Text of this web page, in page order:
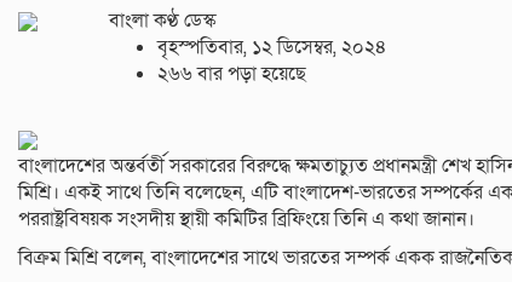
বাংলা কণ্ঠ ডেস্ক
বৃহস্পতিবার, ১২ ডিসেম্বর, ২০২৪
২৬৬ বার পড়া হয়েছে
বাংলাদেশের অন্তর্বর্তী সরকারের বিরুদ্ধে ক্ষমতাচ্যুত প্রধানমন্ত্রী শেখ
মিশ্রি। একই সাথে তিনি বলেছেন, এটি বাংলাদেশ-ভারতের সম্পর্কের
পররাষ্ট্রবিষয়ক সংসদীয় স্থায়ী কমিটির ব্রিফিংয়ে তিনি এ কথা জানান।
বিক্রম মিশ্রি বলেন, বাংলাদেশের সাথে ভারতের সম্পর্ক একক